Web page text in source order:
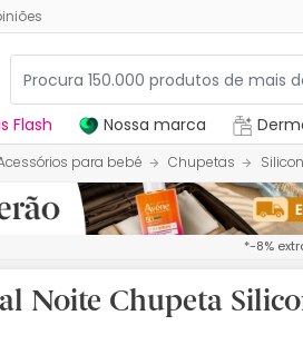
Flash Nossa marca
para bebé Chupetas
*-8%
Noite Chupeta